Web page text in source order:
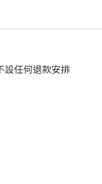
設任何退款安排